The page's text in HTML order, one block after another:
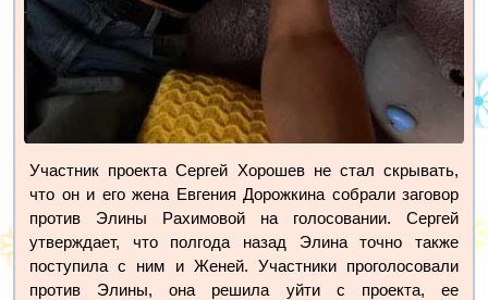
Участник проекта Сергей Хорошев не стал скрывать,
что он и его жена Евгения Дорожкина собрали заговор
против Элины Рахимовой на голосовании. Сергей
утверждает, что полгода назад Элина точно также
поступила с ним и Женей. Участники проголосовали
против Элины, она решила уйти с проекта, ее